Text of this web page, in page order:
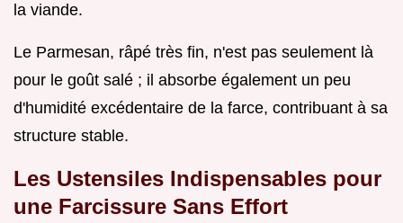
la viande.
Le Parmesan, râpé très fin, n'est pas seulement là
pour le goût salé ; il absorbe également un peu
d'humidité excédentaire de la farce, contribuant à sa
structure stable.
Les Ustensiles Indispensables pour
une Farcissure Sans Effort